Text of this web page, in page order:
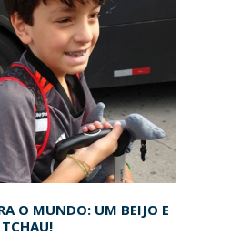
O MUNDO: UM BEIJO E
TCHAU!